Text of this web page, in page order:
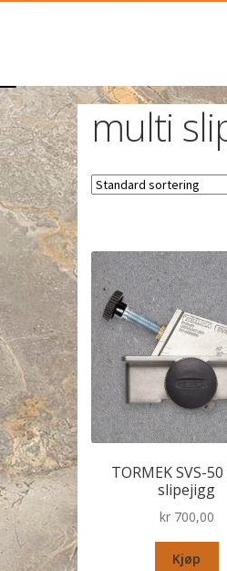
multi
TORMEK SVS-
slipejigg
kr700,00
Kjøp